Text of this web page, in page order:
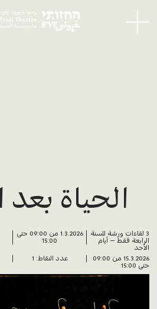
الحياة بعد
3 لقاءات ورشة للسنة
الرابعة فقط – أيام
الأحد
1.3.2026 من 09:00 حتى
15:00
15.3.2026 من 09:00
حتى 15:00
عدد النقاط: 1